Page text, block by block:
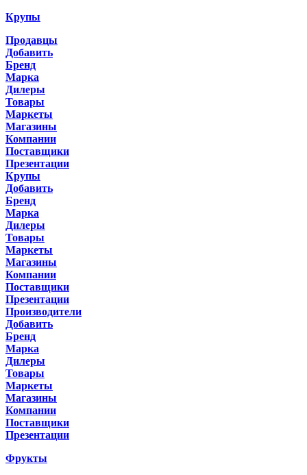
Крупы
Продавцы
Добавить
Бренд
Марка
Дилеры
Товары
Маркеты
Магазины
Компании
Поставщики
Презентации
Крупы
Добавить
Бренд
Марка
Дилеры
Товары
Маркеты
Магазины
Компании
Поставщики
Презентации
Производители
Добавить
Бренд
Марка
Дилеры
Товары
Маркеты
Магазины
Компании
Поставщики
Презентации
Фрукты